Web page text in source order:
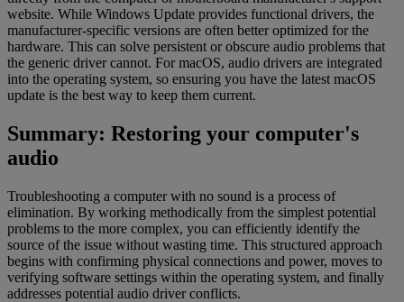
website. While Windows Update provides functional drivers, the
manufacturer-specific versions are often better optimized for the
hardware. This can solve persistent or obscure audio problems that
the generic driver cannot. For macOS, audio drivers are integrated
into the operating system, so ensuring you have the latest macOS
update is the best way to keep them current.
Summary: Restoring your computer's
audio
Troubleshooting a computer with no sound is a process of
elimination. By working methodically from the simplest potential
problems to the more complex, you can efficiently identify the
source of the issue without wasting time. This structured approach
begins with confirming physical connections and power, moves to
verifying software settings within the operating system, and finally
addresses potential audio driver conflicts.